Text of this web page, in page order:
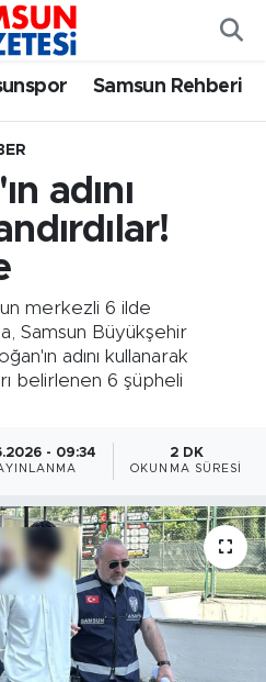
Samsun Rehberi
adını
merkezli 6 ilde
Samsun Büyükşehir
adını kullanarak
belirlenen 6 şüpheli
- 09:34 2 DK
OKUNMA SÜRESI
Haritası
ve Fikstür